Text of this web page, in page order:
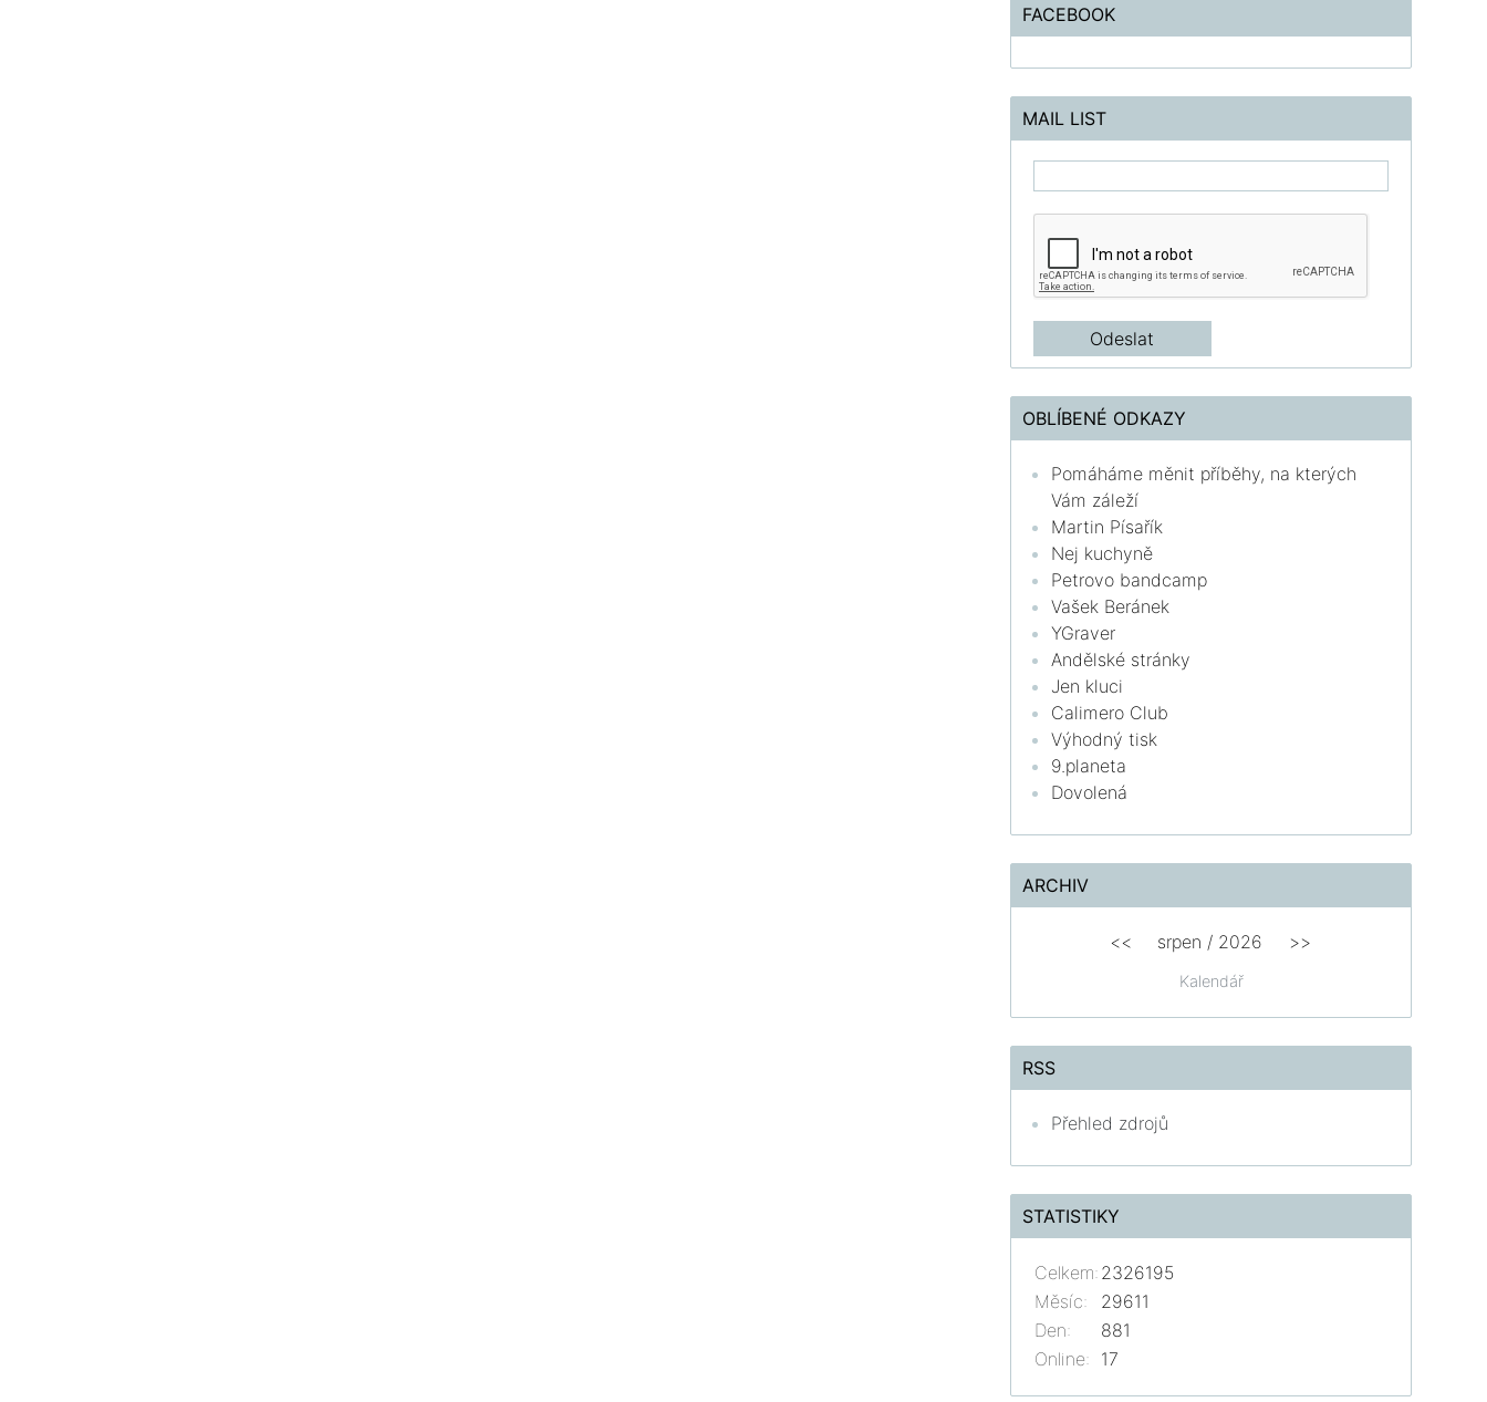
FACEBOOK
MAIL LIST
OBLÍBENÉ ODKAZY
Pomáháme měnit příběhy, na kterých
Vám záleží
Martin Písařík
Nej kuchyně
Petrovo bandcamp
Vašek Beránek
YGraver
Andělské stránky
Jen kluci
Calimero Club
Výhodný tisk
9.planeta
Dovolená
ARCHIV
Kalendář
<< srpen / 2026 >>
RSS
Přehled zdrojů
STATISTIKY
Online: 17
Celkem: 2326195
Měsíc:
29611
Den:
881